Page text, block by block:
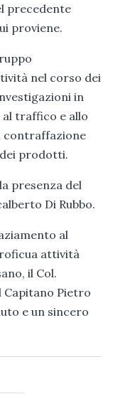
precedente
proviene.
nel corso dei
in
traffico e allo
contraffazione
prodotti.
presenza del
Di Rubbo.
al
attività
il Col.
Capitano Pietro
e un sincero